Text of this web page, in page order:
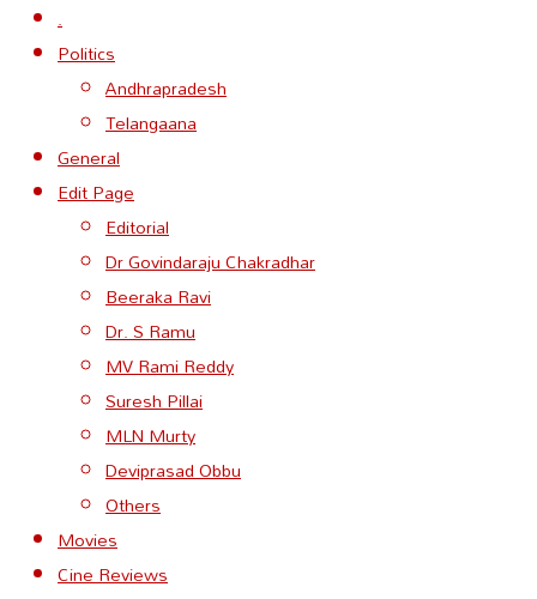
.
Politics
Andhrapradesh
Telangaana
General
Edit Page
Editorial
Dr Govindaraju Chakradhar
Beeraka Ravi
Dr. S Ramu
MV Rami Reddy
Suresh Pillai
MLN Murty
Deviprasad Obbu
Others
Movies
Cine Reviews